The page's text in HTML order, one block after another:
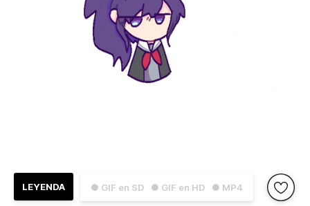
● GIF en SD ● GIF en HD ● MP4
LEYENDA